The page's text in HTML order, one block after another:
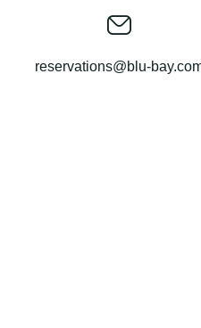
reservations@blu-